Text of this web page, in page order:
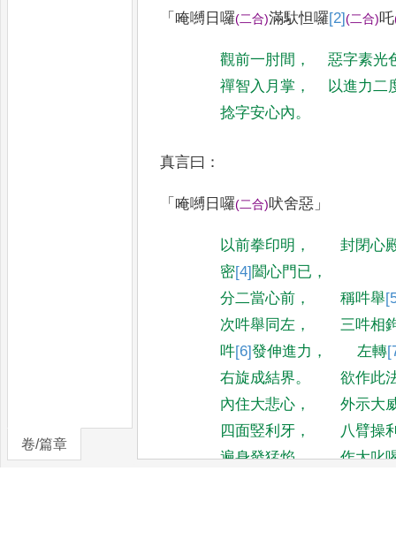
卷/篇章
「 唵嚩日囉(二合)滿馱怛囉[2](二合)吒
觀前一肘間 ，
惡字素光
禪智入月掌 ，
以進力二
捻字安心內。
真言曰 ：
「 唵嚩日囉(二合)吠舍惡 」
以前拳印明 ，
封閉心
密[4]闔心門已 ，
分二當心前 ， 稱吽舉
次吽舉同左 ，
三吽相
吽[6]發伸進力 ， 左轉
右旋成結界。
欲作此
內住大悲心 ，
外示大
四面竪利牙 ，
八臂操
遍身發猛焰，
作大叱